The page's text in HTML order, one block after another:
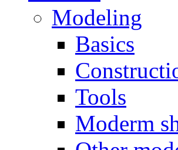
Modeling
Basics
Tools
Moderm